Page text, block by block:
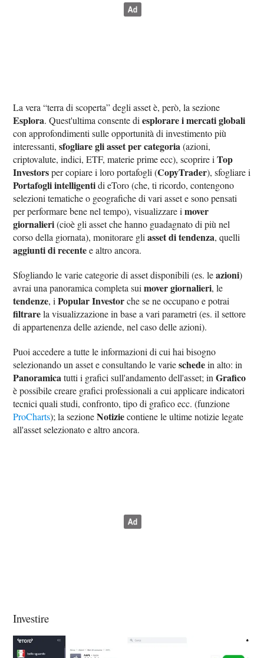
La vera “terra di scoperta” degli asset è, però, la sezione
Esplora. Quest'ultima consente diesplorare i mercati globali
con approfondimenti sulle opportunità di investimento più
interessanti,sfogliare gli asset per categoria(azioni,
criptovalute, indici, ETF, materie prime ecc), scoprire iTop
Investorsper copiare i loro portafogli (CopyTrader), sfogliare i
Portafogli intelligentidi eToro (che, ti ricordo, contengono
selezioni tematiche o geografiche di vari asset e sono pensati
per performare bene nel tempo), visualizzare imover
giornalieri(cioè gli asset che hanno guadagnato di più nel
corso della giornata), monitorare gliasset di tendenza, quelli
aggiunti di recentee altro ancora.
Sfogliando le varie categorie di asset disponibili (es. leazioni)
avrai una panoramica completa suimover giornalieri, le
tendenze, i‌Popular Investorche se ne occupano e potrai
filtrarela visualizzazione in base a vari parametri (es. il settore
di appartenenza delle aziende, nel caso delle azioni).
Puoi accedere a tutte le informazioni di cui hai bisogno
selezionando un asset e consultando le varieschedein alto: in
Panoramicatutti i grafici sull'andamento dell'asset; inGrafico
è possibile creare grafici professionali a cui applicare indicatori
tecnici quali studi, confronto, tipo di grafico ecc. (funzione
ProCharts); la sezioneNotiziecontiene le ultime notizie legate
all'asset selezionato e altro ancora.
Investire